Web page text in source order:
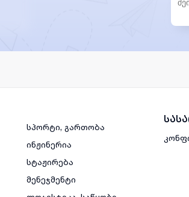
სპორტი, გართობა
ინჟინერია
სტაჟირება
მენეჯმენტი